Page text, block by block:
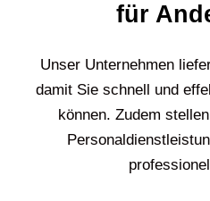
Diese Vorteile
uns